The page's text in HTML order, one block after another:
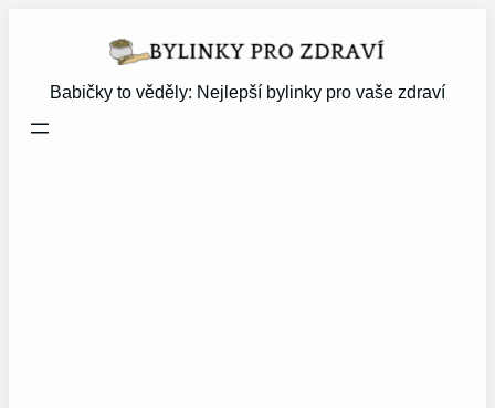
Babičky to věděly: Nejlepší bylinky pro vaše zdraví